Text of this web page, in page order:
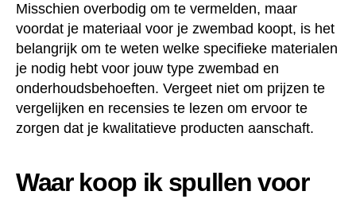
Misschien overbodig om te vermelden, maar
voordat je materiaal voor je zwembad koopt, is het
belangrijk om te weten welke specifieke materialen
je nodig hebt voor jouw type zwembad en
onderhoudsbehoeften. Vergeet niet om prijzen te
vergelijken en recensies te lezen om ervoor te
zorgen dat je kwalitatieve producten aanschaft.
Waar koop ik spullen voor